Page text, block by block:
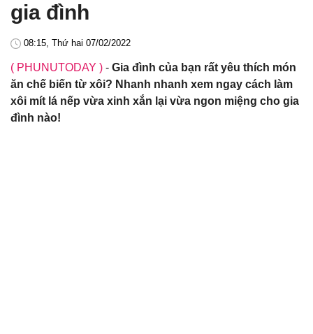
gia đình
08:15, Thứ hai 07/02/2022
( PHUNUTODAY ) - Gia đình của bạn rất yêu thích món
ăn chế biến từ xôi? Nhanh nhanh xem ngay cách làm
xôi mít lá nếp vừa xinh xắn lại vừa ngon miệng cho gia
đình nào!